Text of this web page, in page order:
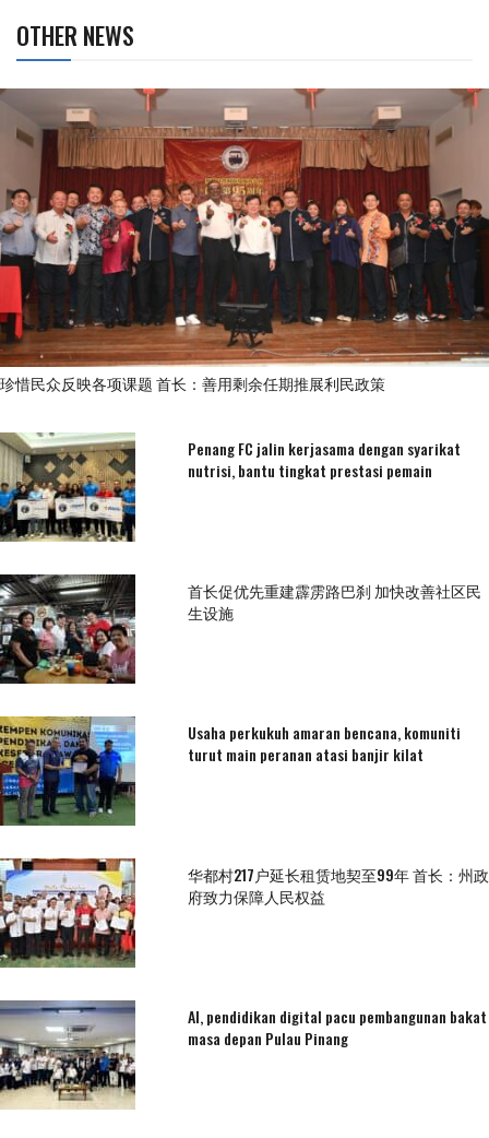
OTHER NEWS
珍惜民众反映各项课题 首长：善用剩余任期推展利民政策
Penang FC jalin kerjasama dengan syarikat
nutrisi, bantu tingkat prestasi pemain
首长促优先重建霹雳路巴刹 加快改善社区民
生设施
Usaha perkukuh amaran bencana, komuniti
turut main peranan atasi banjir kilat
华都村217户延长租赁地契至99年 首长：州政
府致力保障人民权益
AI, pendidikan digital pacu pembangunan bakat
masa depan Pulau Pinang